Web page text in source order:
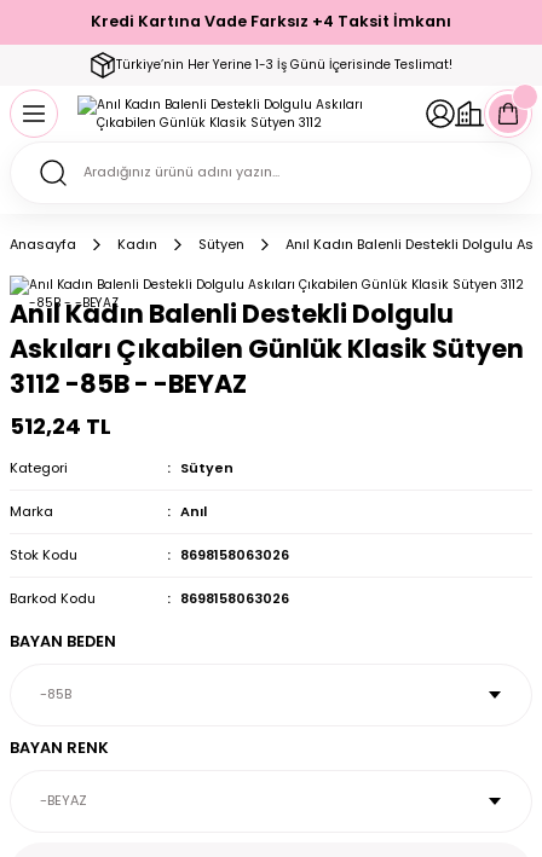
Kredi Kartına Vade Farksız +4 Taksit İmkanı
Türkiye’nin Her Yerine 1-3 İş Günü İçerisinde Teslimat!
Geri Dön
Geri Dön
Geri Dön
Geri Dön
Geri Dön
Geri Dön
Geri Dön
Çorap
Geri Dön
Geri Dön
Anasayfa Kadın Sütyen Anıl Kadın Balenli Destekli Dolgulu
Anıl Kadın Balenli Destekli Dolgulu
Askıları Çıkabilen Günlük Klasik Sütyen
3112 -85B - -BEYAZ
512,24 TL
Kategori Sütyen
Marka Anıl
Stok Kodu 8698158063026
Barkod Kodu 8698158063026
BAYAN BEDEN
BAYAN RENK